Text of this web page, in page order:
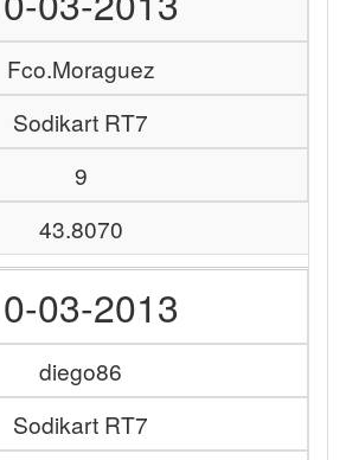
Fco.Moraguez
Sodikart RT7
9
43.8070
03-2013
diego86
Sodikart RT7